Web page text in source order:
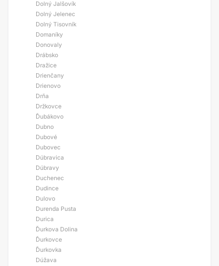
Dolný Jalšovík
Dolný Jelenec
Dolný Tisovník
Domaníky
Donovaly
Drábsko
Dražice
Drienčany
Drienovo
Drňa
Držkovce
Ďubákovo
Dubno
Dubové
Dubovec
Dúbravica
Dúbravy
Duchenec
Dudince
Dulovo
Durenda Pusta
Durica
Ďurkova Dolina
Ďurkovce
Ďurkovka
Dúžava